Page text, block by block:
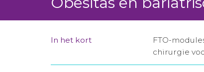
In het kort
FTO-
chirurgie